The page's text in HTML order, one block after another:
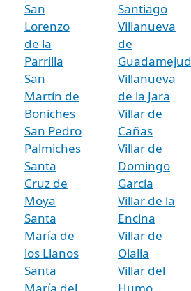
San
Lorenzo
de la
Parrilla
San
Martín de
Boniches
San Pedro
Palmiches
Santa
Cruz de
Moya
Santa
María de
los Llanos
Santa
María del
Santiago
Villanueva
de
Guadamejud
Villanueva
de la Jara
Villar de
Cañas
Villar de
Domingo
García
Villar de la
Encina
Villar de
Olalla
Villar del
Humo